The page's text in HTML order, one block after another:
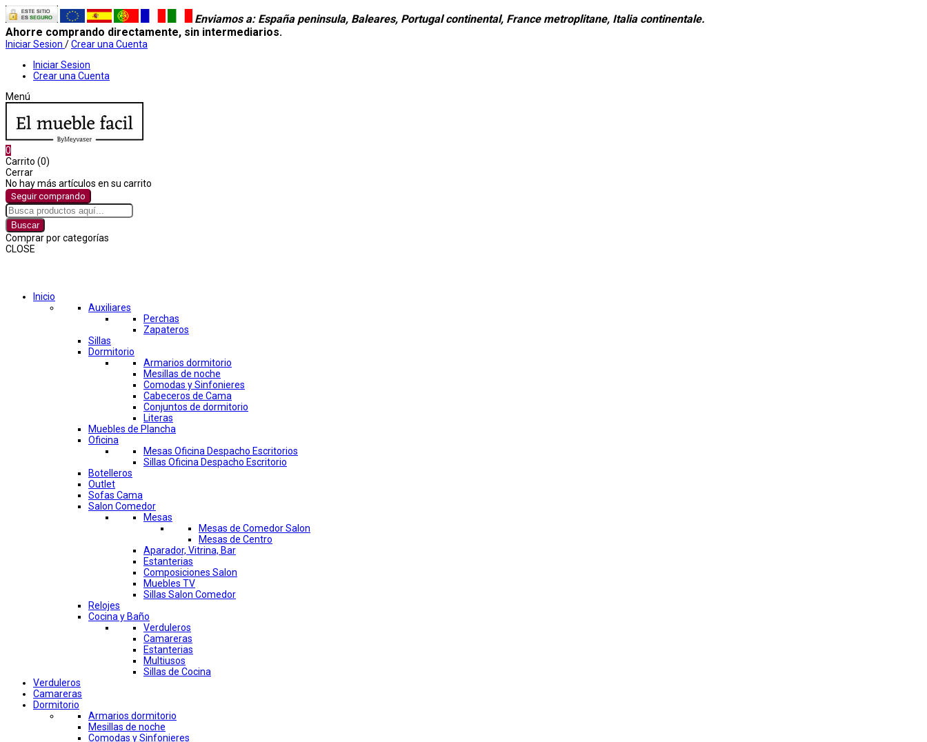
Enviamos a: España peninsula, Baleares, Portugal continental, France metroplitane, Italia continentale.
Ahorre comprando directamente, sin intermediarios.
Iniciar Sesion /Crear una Cuenta
Iniciar Sesion
Crear una Cuenta
Menú
0
Carrito (0)
Cerrar
No hay más artículos en su carrito
Seguir comprando
Buscar
Comprar por categorías
CLOSE
Inicio
Auxiliares
Perchas
Zapateros
Sillas
Dormitorio
Armarios dormitorio
Mesillas de noche
Comodas y Sinfonieres
Cabeceros de Cama
Conjuntos de dormitorio
Literas
Muebles de Plancha
Oficina
Mesas Oficina Despacho Escritorios
Sillas Oficina Despacho Escritorio
Botelleros
Outlet
Sofas Cama
Salon Comedor
Mesas
Mesas de Comedor Salon
Mesas de Centro
Aparador, Vitrina, Bar
Estanterias
Composiciones Salon
Muebles TV
Sillas Salon Comedor
Relojes
Cocina y Baño
Verduleros
Camareras
Estanterias
Multiusos
Sillas de Cocina
Verduleros
Camareras
Dormitorio
Armarios dormitorio
Mesillas de noche
Comodas y Sinfonieres